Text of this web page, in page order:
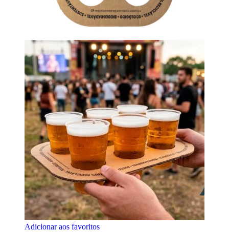
Adicionar aos favoritos